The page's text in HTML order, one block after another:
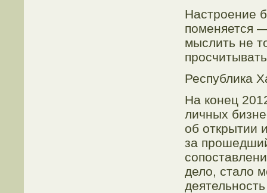
Настроение
поменяется
мыслить не
Республика
На конец
личных
об открытии
за
дело, стало